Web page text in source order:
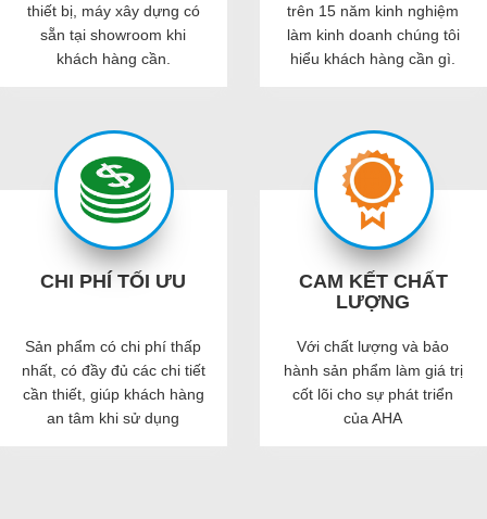
thiết bị, máy xây dựng có
sẵn tại showroom khi
khách hàng cần.
trên 15 năm kinh nghiệm
làm kinh doanh chúng tôi
hiểu khách hàng cần gì.
CHI PHÍ TỐI ƯU
Sản phẩm có chi phí thấp
nhất, có đầy đủ các chi tiết
cần thiết, giúp khách hàng
an tâm khi sử dụng
CAM KẾT CHẤT
LƯỢNG
Với chất lượng và bảo
hành sản phẩm làm giá trị
cốt lõi cho sự phát triển
của AHA